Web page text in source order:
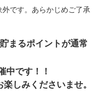
です。あらかじめご了承
まるポイントが通常
中です！！
しみくださいませ。